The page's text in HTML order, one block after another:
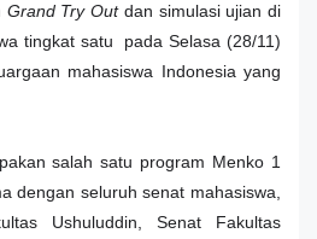
Grand Try Outdan simulasi ujian di
tingkat satu pada Selasa (28/11)
mahasiswa Indonesia yang
salah satu program Menko 1
dengan seluruh senat mahasiswa,
Ushuluddin, Senat Fakultas